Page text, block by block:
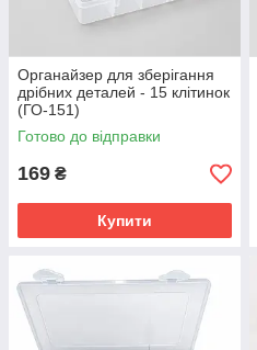
Органайзер для зберігання
дрібних деталей - 15 клітинок
(ГО-151)
Готово до відправки
169 ₴
Купити